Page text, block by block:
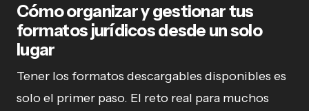
Cómo organizar y gestionar tus
formatos jurídicos desde un solo
lugar
Tener los formatos descargables disponibles es
solo el primer paso. El reto real para muchos